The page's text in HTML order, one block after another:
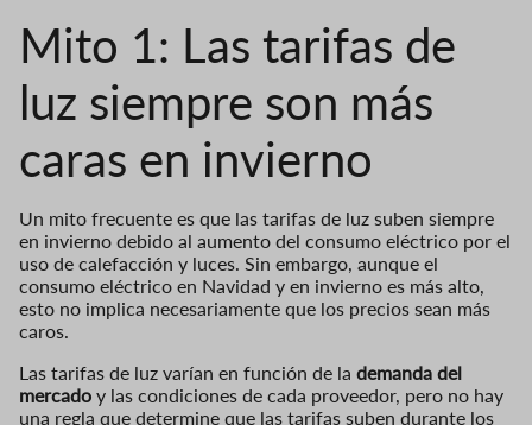
Mito 1: Las tarifas de
luz siempre son más
caras en invierno
Un mito frecuente es que las tarifas de luz suben siempre
en invierno debido al aumento del consumo eléctrico por el
uso de calefacción y luces. Sin embargo, aunque el
consumo eléctrico en Navidad y en invierno es más alto,
esto no implica necesariamente que los precios sean más
caros.
Las tarifas de luz varían en función de la demanda del
mercado y las condiciones de cada proveedor, pero no hay
una regla que determine que las tarifas suben durante los